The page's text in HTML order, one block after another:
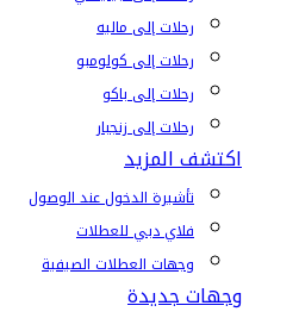
رحلات إلى ماليه
رحلات إلى كولومبو
رحلات إلى باكو
رحلات إلى زنجبار
اكتشف المزيد
تأشيرة الدخول عند الوصول
فلاي دبي للعطلات
وجهات العطلات الصيفية
وجهات جديدة